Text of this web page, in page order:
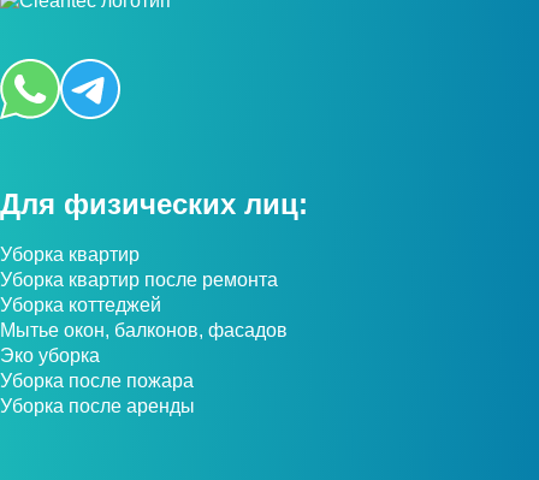
Для физических лиц:
Уборка квартир
Уборка квартир после ремонта
Уборка коттеджей
Мытье окон, балконов, фасадов
Эко уборка
Уборка после пожара
Уборка после аренды